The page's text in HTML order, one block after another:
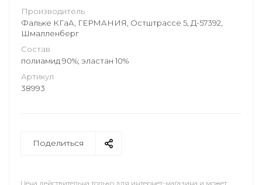
Производитель
Фальке КГаА, ГЕРМАНИЯ, Остштрассе 5, Д-57392,
Шмалленберг
Состав
полиамид 90%; эластан 10%
Артикул
38993
Поделиться
Цена действительна только для интернет-магазина и может